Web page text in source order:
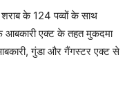
के 124 पव्वों के साथ
आबकारी एक्ट के तहत मुकदमा
गुंडा और गैंगस्टर एक्ट से